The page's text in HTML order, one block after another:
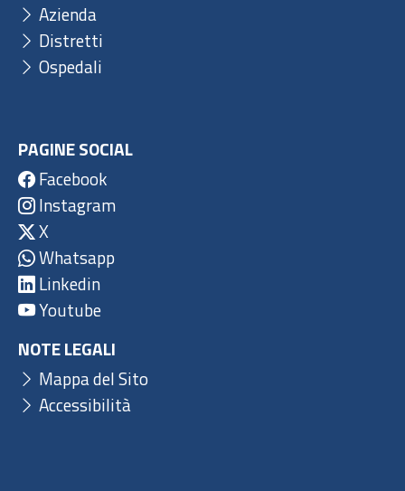
Azienda
Distretti
Ospedali
PAGINE SOCIAL
Facebook
Instagram
X
Whatsapp
Linkedin
Youtube
NOTE LEGALI
Mappa del Sito
Accessibilità